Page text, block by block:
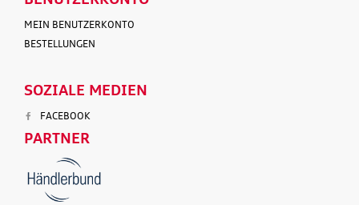
MEIN BENUTZERKONTO
BESTELLUNGEN
SOZIALE MEDIEN
FACEBOOK
PARTNER